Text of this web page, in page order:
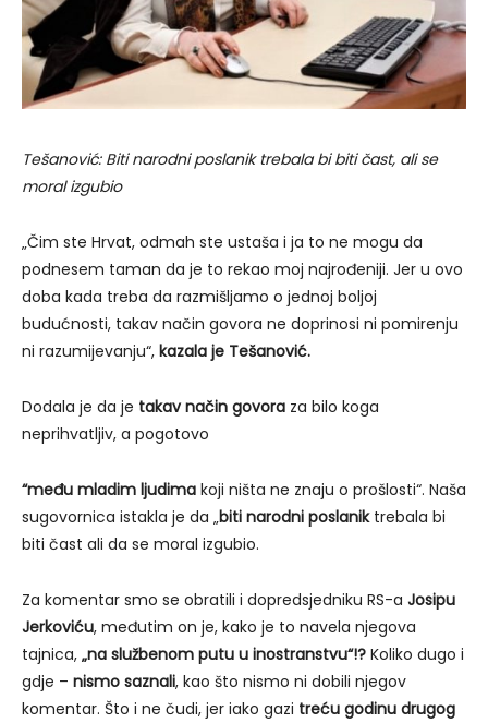
Tešanović: Biti narodni poslanik trebala bi biti čast, ali se
moral izgubio
„Čim ste Hrvat, odmah ste ustaša i ja to ne mogu da
podnesem taman da je to rekao moj najrođeniji. Jer u ovo
doba kada treba da razmišljamo o jednoj boljoj
budućnosti, takav način govora ne doprinosi ni pomirenju
ni razumijevanju“, kazala je Tešanović.
Dodala je da je takav način govora za bilo koga
neprihvatljiv, a pogotovo
“među mladim ljudima koji ništa ne znaju o prošlosti“. Naša
sugovornica istakla je da „biti narodni poslaniktrebala bi
biti čast ali da se moral izgubio.
Za komentar smo se obratili i dopredsjedniku RS-a Josipu
Jerkoviću, međutim on je, kako je to navela njegova
tajnica, „na službenom putu u inostranstvu“!? Koliko dugo i
gdje – nismo saznali, kao što nismo ni dobili njegov
komentar. Što i ne čudi, jer iako gazi treću godinu drugog